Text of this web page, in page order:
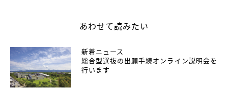
あわせて読みたい
新着ニュース
総合型選抜の出願手続オンライン説明会を
行います